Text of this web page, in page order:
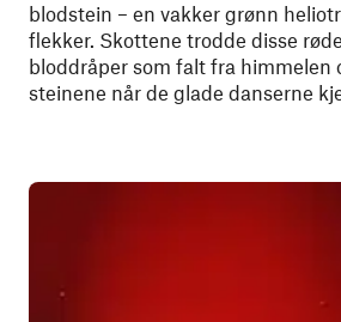
blodstein – en vakker grønn
flekker. Skottene trodde disse
bloddråper som falt fra himmelen
steinene når de glade danserne